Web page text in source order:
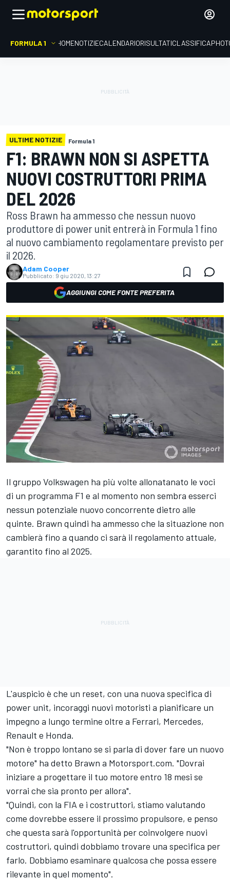
FORMULA 1 HOMENOTIZIECALENDARIORISULTATICLASSIFICA
ULTIME NOTIZIE Formula 1
F1: BRAWN NON SI ASPETTA
NUOVI COSTRUTTORI PRIMA
DEL 2026
Ross Brawn ha ammesso che nessun nuovo
produttore di power unit entrerà in Formula 1 fino
al nuovo cambiamento regolamentare previsto per
il 2026.
Adam Cooper
Pubblicato: 9 giu 2020, 13:27
AGGIUNGI COME FONTE PREFERITA
Il gruppo Volkswagen ha più volte allonatanato le voci
di un programma F1 e al momento non sembra esserci
nessun potenziale nuovo concorrente dietro alle
quinte. Brawn quindi ha ammesso che la situazione non
cambierà fino a quando ci sarà il regolamento attuale,
garantito fino al 2025.
L'auspicio è che un reset, con una nuova specifica di
power unit, incoraggi nuovi motoristi a pianificare un
impegno a lungo termine oltre a Ferrari, Mercedes,
Renault e Honda.
"Non è troppo lontano se si parla di dover fare un nuovo
motore" ha detto Brawn a Motorsport.com. "Dovrai
iniziare a progettare il tuo motore entro 18 mesi se
vorrai che sia pronto per allora".
"Quindi, con la FIA e i costruttori, stiamo valutando
come dovrebbe essere il prossimo propulsore, e penso
che questa sarà l'opportunità per coinvolgere nuovi
costruttori, quindi dobbiamo trovare una specifica per
farlo. Dobbiamo esaminare qualcosa che possa essere
rilevante in quel momento".